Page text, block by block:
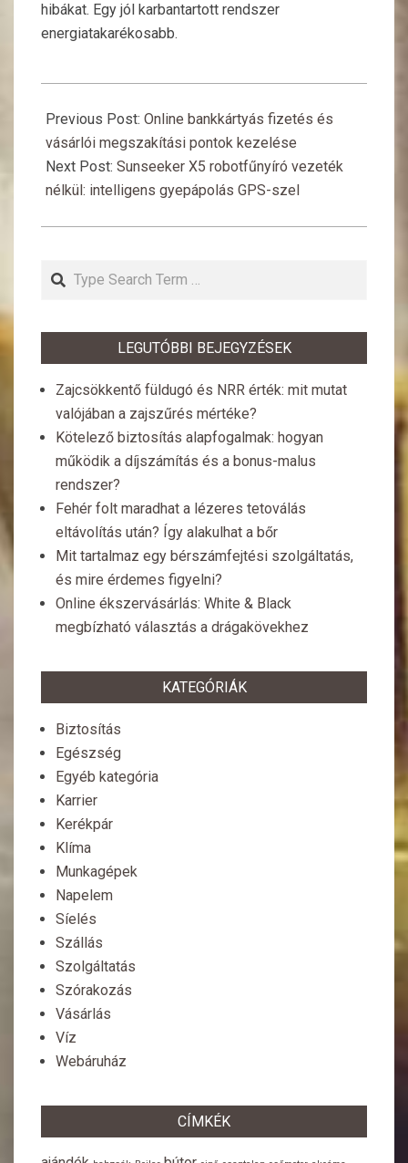
hibákat. Egy jól karbantartott rendszer
energiatakarékosabb.
03-
27
Previous Post: Online bankkártyás fizetés és
vásárlói megszakítási pontok kezelése
Next Post: Sunseeker X5 robotfűnyíró vezeték
nélkül: intelligens gyepápolás GPS-szel
Search
LEGUTÓBBI BEJEGYZÉSEK
Zajcsökkentő füldugó és NRR érték: mit mutat
valójában a zajszűrés mértéke?
Kötelező biztosítás alapfogalmak: hogyan
működik a díjszámítás és a bonus-malus
rendszer?
Fehér folt maradhat a lézeres tetoválás
eltávolítás után? Így alakulhat a bőr
Mit tartalmaz egy bérszámfejtési szolgáltatás,
és mire érdemes figyelni?
Online ékszervásárlás: White & Black
megbízható választás a drágakövekhez
KATEGÓRIÁK
Biztosítás
Egészség
Egyéb kategória
Karrier
Kerékpár
Klíma
Munkagépek
Napelem
Síelés
Szállás
Szolgáltatás
Szórakozás
Vásárlás
Víz
Webáruház
CÍMKÉK